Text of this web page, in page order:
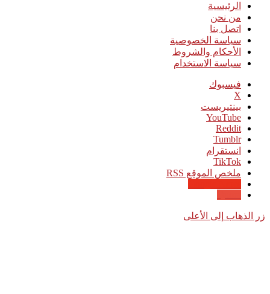
الرئيسية
من نحن
اتصل بنا
سياسة الخصوصية
الأحكام والشروط
سياسة الاستخدام
فيسبوك
‫X
بينتيريست
‫YouTube
انستقرام
‫TikTok
ملخص الموقع RSS
زر الذهاب إلى الأعلى